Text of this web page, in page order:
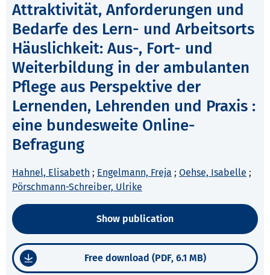
Attraktivität, Anforderungen und
Bedarfe des Lern- und Arbeitsorts
Häuslichkeit: Aus-, Fort- und
Weiterbildung in der ambulanten
Pflege aus Perspektive der
Lernenden, Lehrenden und Praxis :
eine bundesweite Online-
Befragung
Hahnel, Elisabeth ; Engelmann, Freja ; Oehse, Isabelle ;
Pörschmann-Schreiber, Ulrike
Show publication
Free download (PDF, 6.1 MB)